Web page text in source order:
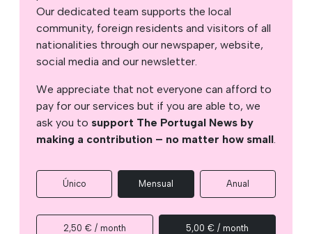
Our dedicated team supports the local
community, foreign residents and visitors of all
nationalities through our newspaper, website,
social media and our newsletter.
We appreciate that not everyone can afford to
pay for our services but if you are able to, we
ask you to support The Portugal News by
making a contribution – no matter how small.
Único Mensual Anual
2,50 € / month 5,00 € / month